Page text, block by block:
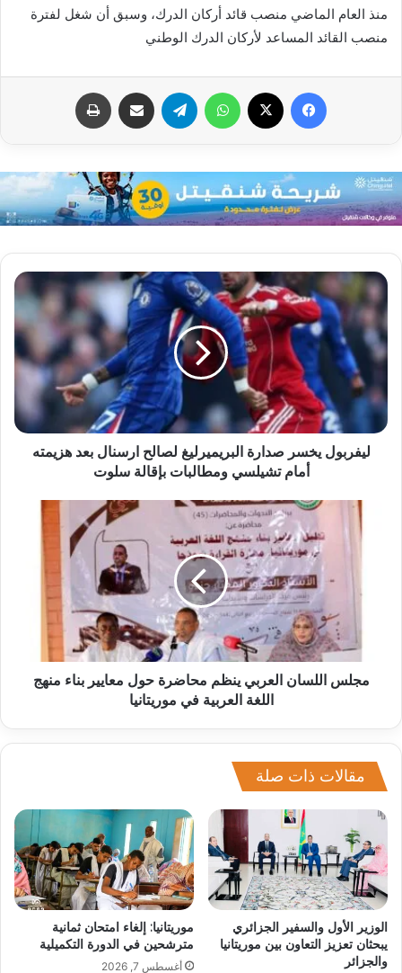
منذ العام الماضي منصب قائد أركان الدرك، وسبق أن شغل لفترة
منصب القائد المساعد لأركان الدرك الوطني
فيسبوك واتساب تيلقرام مشاركة عبر البريد
ليفربول يخسر صدارة البريميرليغ لصالح ارسنال بعد هزيمته
أمام تشيلسي ومطالبات بإقالة سلوت
مجلس اللسان العربي ينظم محاضرة حول معايير بناء منهج
اللغة العربية في موريتانيا
مقالات ذات صلة
الوزير الأول والسفير الجزائري
يبحثان تعزيز التعاون بين موريتانيا
والجزائر
موريتانيا: إلغاء امتحان ثمانية
مترشحين في الدورة التكميلية
أغسطس 7, 2026